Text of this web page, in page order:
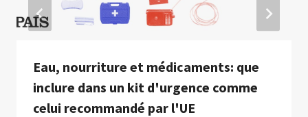
Eau, nourriture et médicaments: que
inclure dans un kit d'urgence comme
celui recommandé par l'UE